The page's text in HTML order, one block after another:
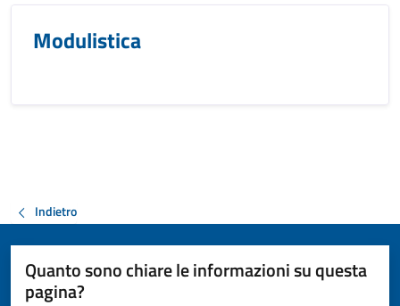
Modulistica
Indietro
Quanto sono chiare le informazioni su questa
pagina?